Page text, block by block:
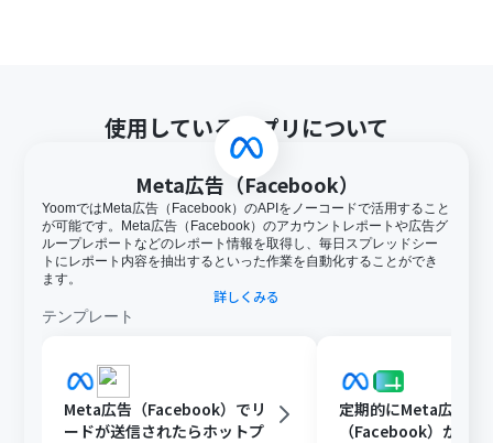
使用しているアプリについて
Meta広告（Facebook）
YoomではMeta広告（Facebook）のAPIをノーコードで活用すること
が可能です。Meta広告（Facebook）のアカウントレポートや広告グ
ループレポートなどのレポート情報を取得し、毎日スプレッドシー
トにレポート内容を抽出するといった作業を自動化することができ
ます。
詳しくみる
テンプレート
Meta広告（Facebook）でリ
ードが送信されたらホットプ
定期的にMeta広告
（Facebook）から